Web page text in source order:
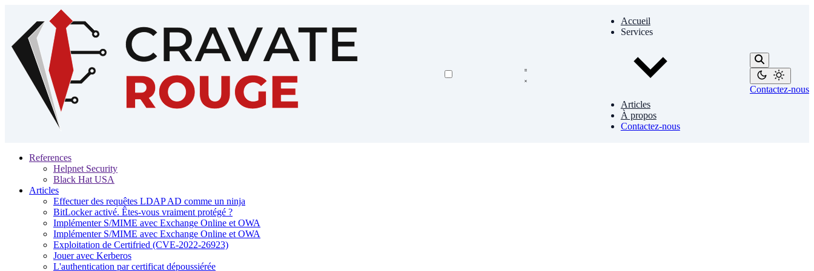
Accueil
Services
Articles
À propos
Contactez-nous
Contactez-nous
References
Helpnet Security
Black Hat USA
Articles
Effectuer des requêtes LDAP AD comme un ninja
BitLocker activé. Êtes-vous vraiment protégé ?
Implémenter S/MIME avec Exchange Online et OWA
Implémenter S/MIME avec Exchange Online et OWA
Exploitation de Certifried (CVE-2022-26923)
Jouer avec Kerberos
L'authentication par certificat dépoussiérée